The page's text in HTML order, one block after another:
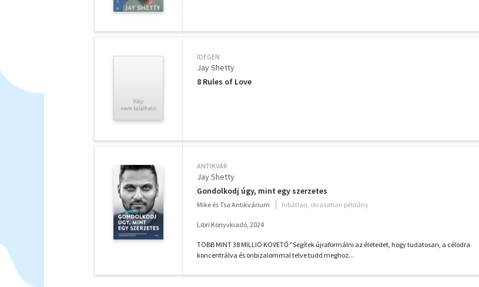
IDEGEN
Jay Shetty
8 Rules of Love
ANTIKVÁR
Jay Shetty
Gondolkodj úgy, mint egy szerzetes
Mike és Tsa Antikvárium hibátlan, olvasatlan példány
Libri Könyvkiadó, 2024
TÖBB MINT 38 MILLIÓ KÖVETŐ "Segítek újraformálni az életedet, hogy tudatosan, a célodra
koncentrálva és önbizalommal telve tudd meghoz...